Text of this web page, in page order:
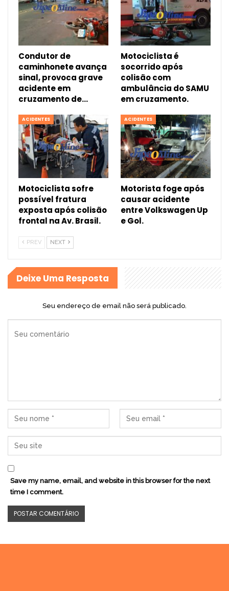
Condutor de
caminhonete avança
sinal, provoca grave
acidente em
cruzamento de…
Motociclista é
socorrido após
colisão com
ambulância do SAMU
em cruzamento.
ACIDENTES
Motociclista sofre
possível fratura
exposta após colisão
frontal na Av. Brasil.
ACIDENTES
Motorista foge após
causar acidente
entre Volkswagen Up
e Gol.
PREV NEXT
Deixe Uma Resposta
Seu endereço de email não será publicado.
Save my name, email, and website in this browser for the next
time I comment.